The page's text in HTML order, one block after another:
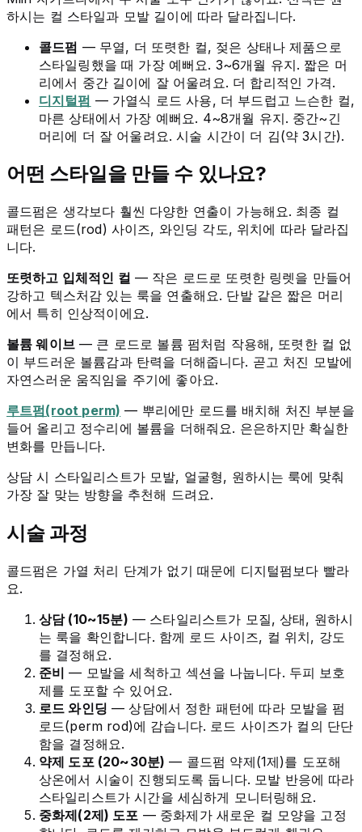
하시는 컬 스타일과 모발 길이에 따라 달라집니다.
콜드펌 — 무열, 더 또렷한 컬, 젖은 상태나 제품으로
스타일링했을 때 가장 예뻐요. 3~6개월 유지. 짧은 머
리에서 중간 길이에 잘 어울려요. 더 합리적인 가격.
디지털펌 — 가열식 로드 사용, 더 부드럽고 느슨한 컬,
마른 상태에서 가장 예뻐요. 4~8개월 유지. 중간~긴
머리에 더 잘 어울려요. 시술 시간이 더 김(약 3시간).
어떤 스타일을 만들 수 있나요?
콜드펌은 생각보다 훨씬 다양한 연출이 가능해요. 최종 컬
패턴은 로드(rod) 사이즈, 와인딩 각도, 위치에 따라 달라집
니다.
또렷하고 입체적인 컬 — 작은 로드로 또렷한 링렛을 만들어
강하고 텍스처감 있는 룩을 연출해요. 단발 같은 짧은 머리
에서 특히 인상적이에요.
볼륨 웨이브— 큰 로드로 볼륨 펌처럼 작용해, 또렷한 컬 없
이 부드러운 볼륨감과 탄력을 더해줍니다. 곧고 처진 모발에
자연스러운 움직임을 주기에 좋아요.
루트펌(root perm) — 뿌리에만 로드를 배치해 처진 부분을
들어 올리고 정수리에 볼륨을 더해줘요. 은은하지만 확실한
변화를 만듭니다.
상담 시 스타일리스트가 모발, 얼굴형, 원하시는 룩에 맞춰
가장 잘 맞는 방향을 추천해 드려요.
시술 과정
콜드펌은 가열 처리 단계가 없기 때문에 디지털펌보다 빨라
요.
상담 (10~15분) — 스타일리스트가 모질, 상태, 원하시
는 룩을 확인합니다. 함께 로드 사이즈, 컬 위치, 강도
를 결정해요.
준비 — 모발을 세척하고 섹션을 나눕니다. 두피 보호
제를 도포할 수 있어요.
로드 와인딩 — 상담에서 정한 패턴에 따라 모발을 펌
로드(perm rod)에 감습니다. 로드 사이즈가 컬의 단단
함을 결정해요.
약제 도포 (20~30분) — 콜드펌 약제(1제)를 도포해
상온에서 시술이 진행되도록 둡니다. 모발 반응에 따라
스타일리스트가 시간을 세심하게 모니터링해요.
중화제(2제) 도포 — 중화제가 새로운 컬 모양을 고정